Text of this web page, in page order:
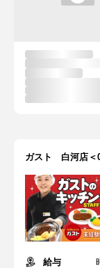
ガスト 白河店＜
給与